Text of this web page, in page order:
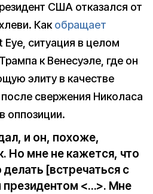
США отказался от
Какобращает
Eye, ситуация в целом
к Венесуэле, где он
элиту в качестве
свержения Николаса
оппозиции.
и он, похоже,
Но мне не кажется, что
делать [встречаться с
президентом <…>. Мне